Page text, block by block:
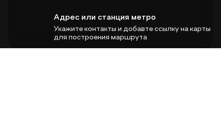
Адрес или станция метро
Укажите контакты и добавте ссылку на карты
для построения маршрута